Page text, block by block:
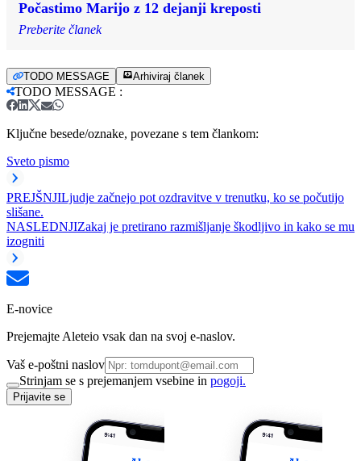
Počastimo Marijo z 12 dejanji kreposti
Preberite članek
TODO MESSAGE Arhiviraj članek
TODO MESSAGE :
Ključne besede/oznake, povezane s tem člankom:
Sveto pismo
PREJŠNJILjudje začnejo pot ozdravitve v trenutku, ko se počutijo
slišane.
NASLEDNJIZakaj je pretirano razmišljanje škodljivo in kako se mu
izogniti
E-novice
Prejemajte Aleteio vsak dan na svoj e-naslov.
Vaš e-poštni naslov
Strinjam se s prejemanjem vsebine in pogoji.
Prijavite se